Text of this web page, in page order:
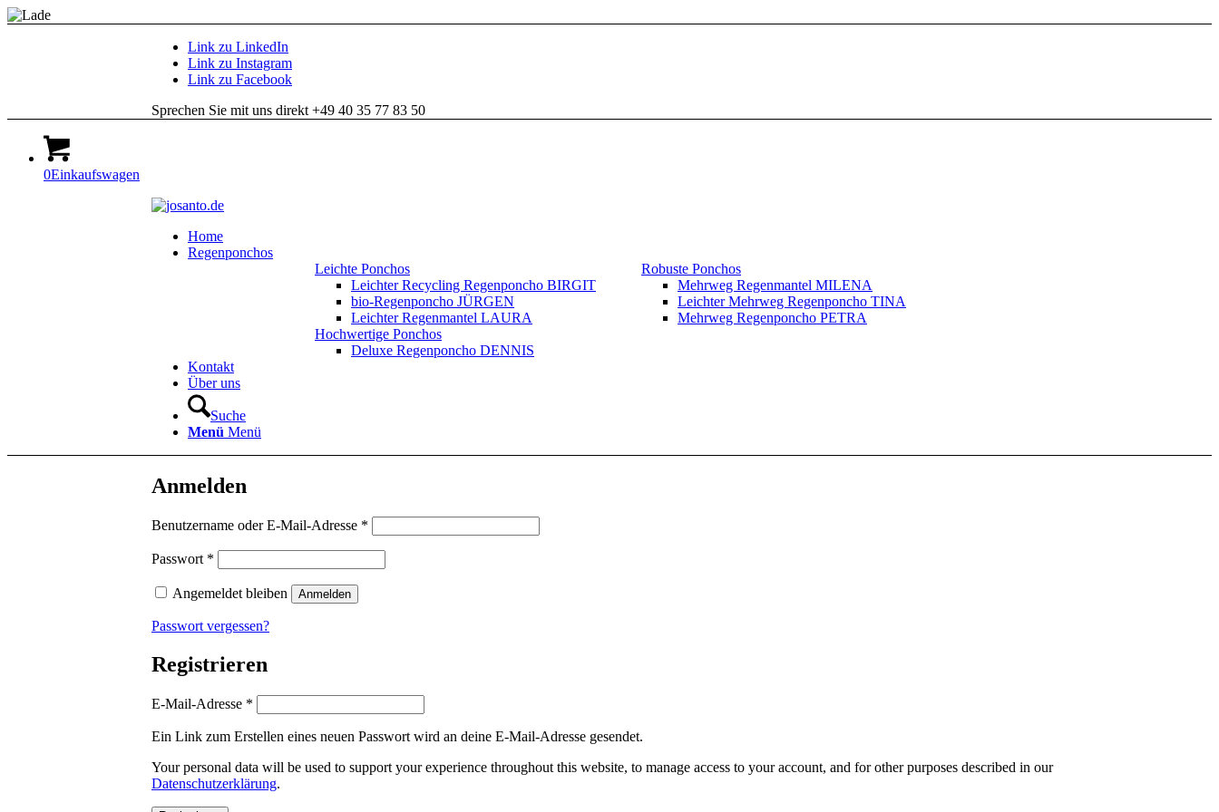
Link zu LinkedIn
Link zu Instagram
Link zu Facebook
Sprechen Sie mit uns direkt +49 40 35 77 83 50
0Einkaufswagen
Home
Regenponchos
Leichte Ponchos
Leichter Recycling Regenponcho BIRGIT
bio-Regenponcho JÜRGEN
Leichter Regenmantel LAURA
Robuste Ponchos
Mehrweg Regenmantel MILENA
Leichter Mehrweg Regenponcho TINA
Mehrweg Regenponcho PETRA
Hochwertige Ponchos
Deluxe Regenponcho DENNIS
Kontakt
Über uns
Suche
Menü Menü
Anmelden
Benutzername oder E-Mail-Adresse *
Passwort *
Angemeldet bleiben Anmelden
Passwort vergessen?
Registrieren
E-Mail-Adresse *
Ein Link zum Erstellen eines neuen Passwort wird an deine E-Mail-Adresse gesendet.
Your personal data will be used to support your experience throughout this website, to manage access to your account, and for other purposes described in our
Datenschutzerklärung.